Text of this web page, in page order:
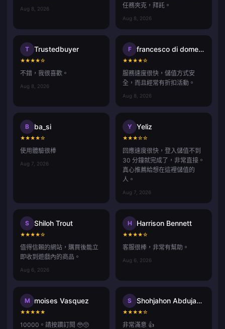
Aug 8, 2026
任務夾克，拜託。
Aug 8, 2026
T Trustedbuyer
★★★★☆
不錯，我很喜歡。
Aug 8, 2026
F francesco di domenico
★★★★☆
服務速度很快，儲值方式安
全，而且經常有折扣活動。
Aug 8, 2026
B ba_si
★★★★☆
使用體驗很棒
Aug 7, 2026
Y Yeliz
★★★☆☆
回應速度很快，登入儲值不到
30 分鐘就完成了，非常直接。
真心推薦給想在這裡儲值的
人。
Aug 7, 2026
S Shiloh Trout
★★★★☆
值得信賴的網站，購買後能立
即收到遊戲內的商品。
Aug 6, 2026
H Harrison Bennett
★★★★☆
客服很棒，非常有幫助。
Aug 6, 2026
M moises Vasquez
★★★★★
10000。請按讚訂閱 🥹🥺
S Shohjahon Abdujabbor
★★★★☆
非常滿意 👍